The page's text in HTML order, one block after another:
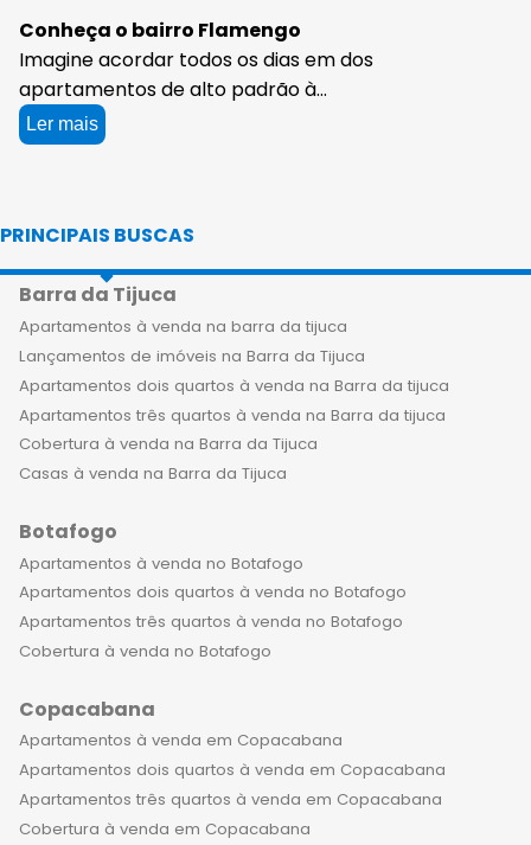
Conheça o bairro Flamengo
Imagine acordar todos os dias em dos
apartamentos de alto padrão à
venda no Flamengo, um bairro icônico
do Rio de Janeiro, que reúne tudo que
sua infraestrutura de qualidade,
proximidade com o centro da cidade,
praias, parques e restaurantes
sofisticados, além de ser uma das
mais seguras da capital carioca. Ao
adquirir um apartamento de luxo no
Flamengo, você e sua família terão a
oportunidade de desfrutar de uma
nova rotina, com muito conforto,
empreendimentos de alto padrão
contam com diversas opções de
lazer, como piscina, academia, salão
de jogos, brinquedoteca, espaço kids,
entre outros, além de serviços
segurança 24 horas. Morar em um
dos imóveis de luxo à venda no
Flamengo é uma experiência única,
que proporciona uma sensação de
exclusividade e sofisticação. O bairro
Ler mais
PRINCIPAIS BUSCAS
Barra da Tijuca
Apartamentos à venda na barra da tijuca
Lançamentos de imóveis na Barra da Tijuca
Apartamentos dois quartos à venda na Barra da tijuca
Apartamentos três quartos à venda na Barra da tijuca
Cobertura à venda na Barra da Tijuca
Casas à venda na Barra da Tijuca
Botafogo
Apartamentos à venda no Botafogo
Apartamentos dois quartos à venda no Botafogo
Apartamentos três quartos à venda no Botafogo
Cobertura à venda no Botafogo
Copacabana
Apartamentos à venda em Copacabana
Apartamentos dois quartos à venda em Copacabana
Apartamentos três quartos à venda em Copacabana
Cobertura à venda em Copacabana